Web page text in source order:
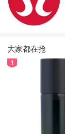
大家都在抢
1